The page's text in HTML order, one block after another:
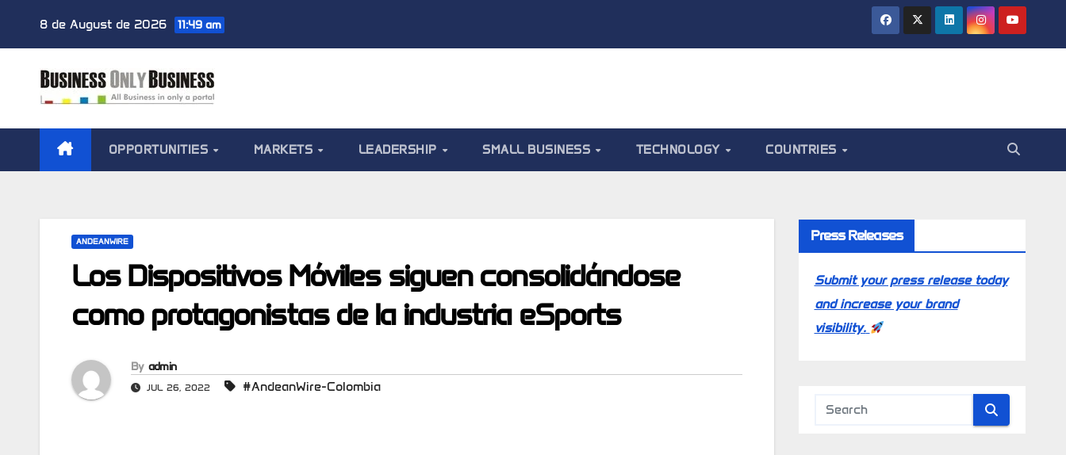
8 de August de 2026 11:49 am
OPPORTUNITIES MARKETS LEADERSHIP SMALL BUSINESS TECHNOLOGY COUNTRIES
ANDEANWIRE
Los Dispositivos Móviles siguen consolidándose
como protagonistas de la industria eSports
By admin
JUL 26, 2022 #AndeanWire-Colombia
Press Releases
Submit your press release today
and increase your brand
visibility.